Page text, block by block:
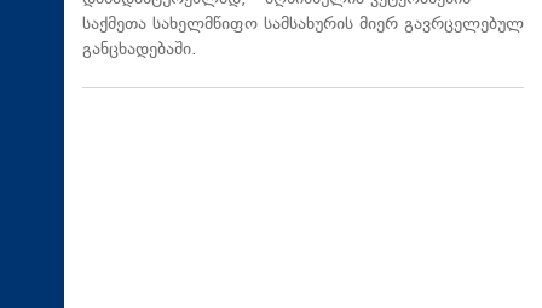
საქმეთა სახელმწიფო სამსახურის მიერ გავრცელებულ
განცხადებაში.